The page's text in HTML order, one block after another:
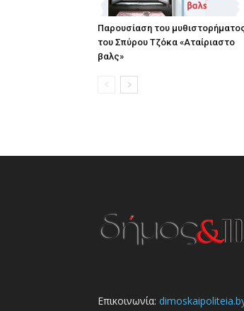
Παρουσίαση του
του Σπύρου Τζόκα «Αταίριαστο
βαλς»
Επικοινωνία: